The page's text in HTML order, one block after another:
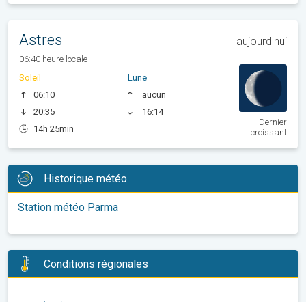
Astres aujourd'hui
06:40 heure locale
Soleil
06:10
20:35
14h 25min
Lune
aucun
16:14
Dernier
croissant
Historique météo
Station météo Parma
Conditions régionales